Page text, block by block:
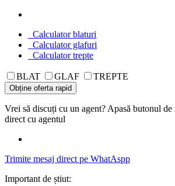
Calculator blaturi
Calculator glafuri
Calculator trepte
BLAT GLAF TREPTE
Obține oferta rapid
Vrei să discuți cu un agent? Apasă butonul de
direct cu agentul
Trimite mesaj direct pe WhatAspp
Important de știut: